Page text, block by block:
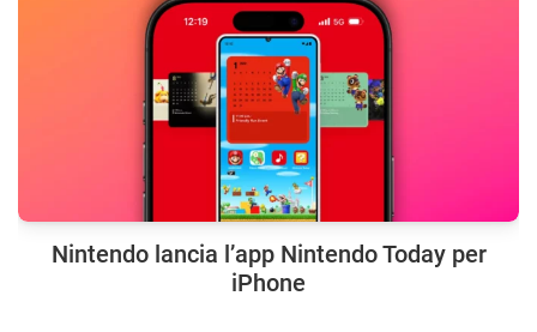
Nintendo lancia l’app Nintendo Today per
iPhone